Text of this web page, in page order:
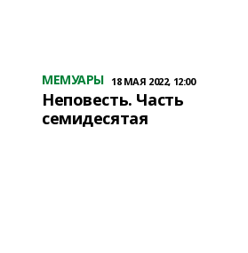
МЕМУАРЫ 18 МАЯ 2022, 12:00
Неповесть. Часть
семидесятая